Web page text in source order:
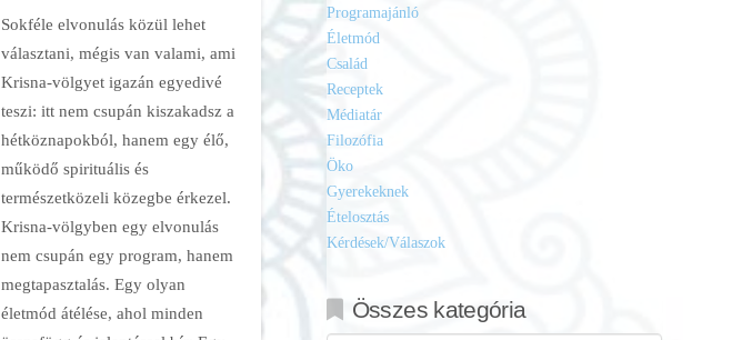
Sokféle elvonulás közül lehet
választani, mégis van valami, ami
Krisna-völgyet igazán egyedivé
teszi: itt nem csupán kiszakadsz a
hétköznapokból, hanem egy élő,
működő spirituális és
természetközeli közegbe érkezel.
Krisna-völgyben egy elvonulás
nem csupán egy program, hanem
megtapasztalás. Egy olyan
életmód átélése, ahol minden
Programajánló
Életmód
Család
Receptek
Médiatár
Filozófia
Öko
Gyerekeknek
Ételosztás
Kérdések/Válaszok
Összes kategória